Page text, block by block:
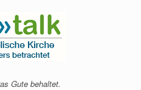
Gute behaltet.